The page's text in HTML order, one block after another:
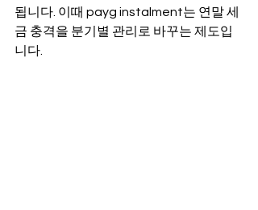
됩니다. 이때 payg instalment는 연말 세
금 충격을 분기별 관리로 바꾸는 제도입
니다.